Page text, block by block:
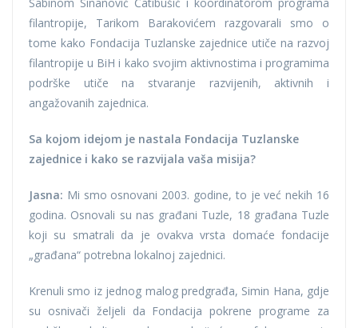
filantropije, Tarikom Barakovićem razgovarali smo o
tome kako Fondacija Tuzlanske zajednice utiče na razvoj
filantropije u BiH i kako svojim aktivnostima i programima
podrške utiče na stvaranje razvijenih, aktivnih i
angažovanih zajednica.
Sa kojom idejom je nastala Fondacija Tuzlanske
zajednice i kako se razvijala vaša misija?
Jasna: Mi smo osnovani 2003. godine, to je već nekih 16
godina. Osnovali su nas građani Tuzle, 18 građana Tuzle
koji su smatrali da je ovakva vrsta domaće fondacije
„građana“ potrebna lokalnoj zajednici.
Krenuli smo iz jednog malog predgrađa, Simin Hana, gdje
su osnivači željeli da Fondacija pokrene programe za